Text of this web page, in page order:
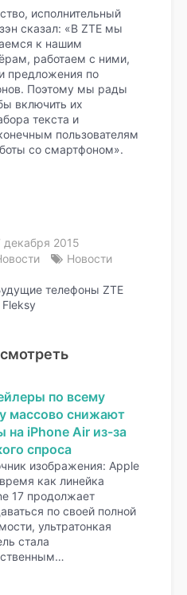
исполнительный
сказал: «В ZTE мы
к нашим
работаем с ними,
предложения по
Поэтому мы рады
включить их
текста и
пользователям
со смартфоном».
декабря 2015
Новости
телефоны ZTE
по всему
массово снижают
на iPhone Air из-за
спроса
изображения: Apple
как линейка
17 продолжает
по своей полной
ультратонкая
стала